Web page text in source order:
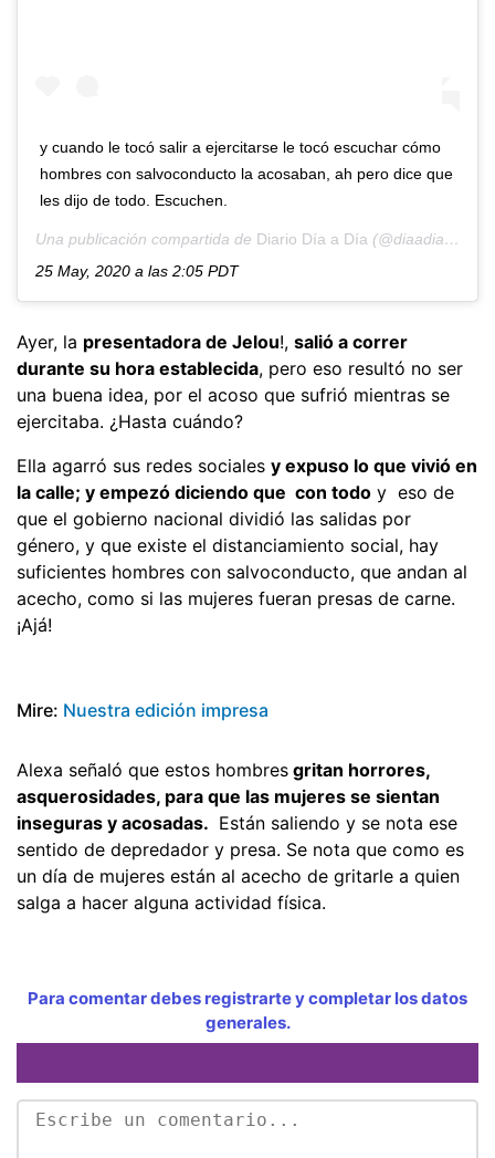
y cuando le tocó salir a ejercitarse le tocó escuchar cómo
hombres con salvoconducto la acosaban, ah pero dice que
les dijo de todo. Escuchen.
Una publicación compartida de Diario Día a Día (@diaadiapa) el
25 May, 2020 a las 2:05 PDT
Ayer, la presentadora de Jelou!, salió a correr
durante su hora establecida, pero eso resultó no ser
una buena idea, por el acoso que sufrió mientras se
ejercitaba. ¿Hasta cuándo?
Ella agarró sus redes sociales y expuso lo que vivió en
la calle; y empezó diciendo que con todo y eso de
que el gobierno nacional dividió las salidas por
género, y que existe el distanciamiento social, hay
suficientes hombres con salvoconducto, que andan al
acecho, como si las mujeres fueran presas de carne.
¡Ajá!
Mire: Nuestra edición impresa
Alexa señaló que estos hombres gritan horrores,
asquerosidades, para que las mujeres se sientan
inseguras y acosadas. Están saliendo y se nota ese
sentido de depredador y presa. Se nota que como es
un día de mujeres están al acecho de gritarle a quien
salga a hacer alguna actividad física.
Para comentar debes registrarte y completar los datos
generales.